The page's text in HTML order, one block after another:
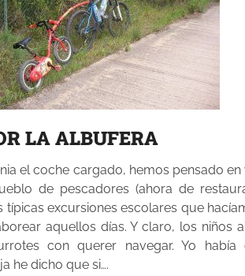
LA ALBUFERA
el coche cargado, hemos pensado en
de pescadores (ahora de
típicas excursiones escolares que
aquellos días. Y claro, los niños
con querer navegar. Yo
he dicho que si….